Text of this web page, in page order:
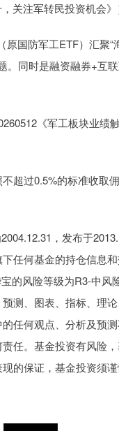
关注军转民投资机会》
国防军工ETF）汇聚“
同时是融资融券+互
《军工板块业绩
过0.5%的标准收取
，发布于
任何基金的持仓信息
的风险等级为R3-中风
测、图表、指标、理
任何观点、分析及预
任。基金投资有风险
的保证，基金投资须谨